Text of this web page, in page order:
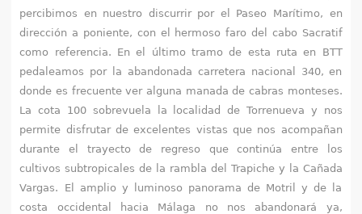
percibimos en nuestro discurrir por el Paseo Marítimo, en
dirección a poniente, con el hermoso faro del cabo Sacratif
como referencia. En el último tramo de esta ruta en BTT
pedaleamos por la abandonada carretera nacional 340, en
donde es frecuente ver alguna manada de cabras monteses.
La cota 100 sobrevuela la localidad de Torrenueva y nos
permite disfrutar de excelentes vistas que nos acompañan
durante el trayecto de regreso que continúa entre los
cultivos subtropicales de la rambla del Trapiche y la Cañada
Vargas. El amplio y luminoso panorama de Motril y de la
costa occidental hacia Málaga no nos abandonará ya,